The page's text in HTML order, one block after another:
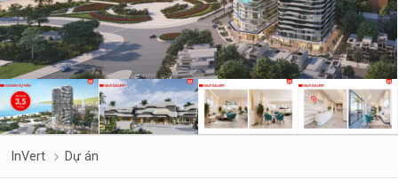
InVert Dự án